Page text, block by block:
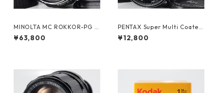
MINOLTA MC ROKKOR-PG 5
8mm F1.2 整備済ミノルタ（61
200）
¥63,800
PENTAX Super Multi Coated
TAKUMAR 6×7 200mm F4
ペンタックス (61363)
¥12,800